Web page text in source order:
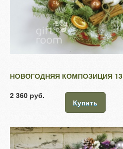
НОВОГОДНЯЯ КОМПОЗИЦИЯ 13
2 360 руб.
Купить